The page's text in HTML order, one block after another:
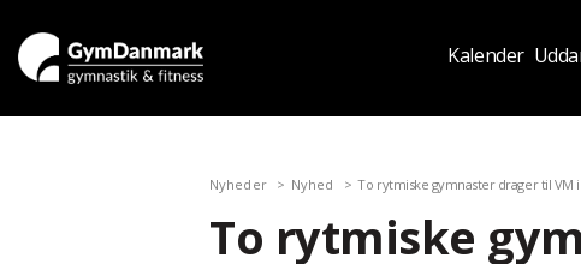
Kalender
Nyheder Nyhed To rytmiske gymnaster drager til VM
To rytmiske